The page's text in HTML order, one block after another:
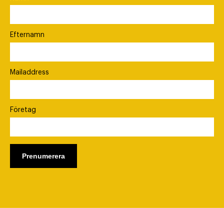
Efternamn
Mailaddress
Företag